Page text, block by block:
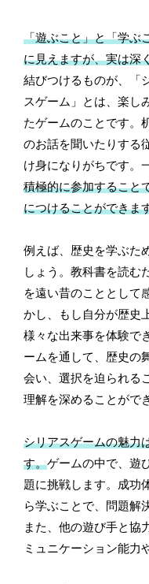
「遊ぶこと」と「学ぶ
に見えますが、実は深
結びつけるものが、「
スゲーム」とは、楽し
たゲームのことです。
のお話を聞いたりする
け身になりがちです。
積極的に参加すること
につけることができま
例えば、歴史を学ぶた
しょう。教科書を読む
を遠い昔のこととして
かし、もし自分が歴史
様々な出来事を体験で
ームを通して、歴史の
会い、選択を迫られる
理解を深めることがで
シリアスゲームの魅力
す。ゲームの中で、遊
題に挑戦します。成功
ら学ぶことで、問題解
また、他の遊び手と協
ミュニケーション能力